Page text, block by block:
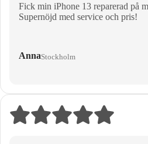
Fick min iPhone 13 reparerad på
Supernöjd med service och pris!
AnnaStockholm